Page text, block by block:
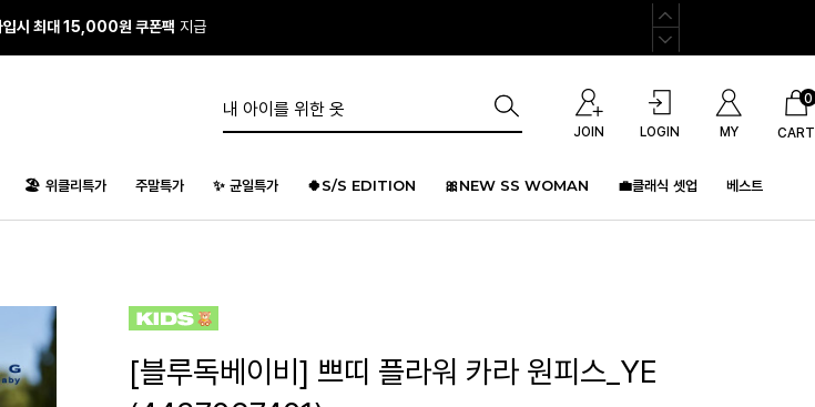
앱다운 3,000원쿠폰 증정
JOIN LOGIN MY CART
0
🏖️ 위클리특가 주말특가 ✨ 균일특가 🍀S/S EDITION 🎀NEW SS WOMAN 💼클래식 셋업 베스트
[블루독베이비] 쁘띠 플라워 카라 원피스_YE